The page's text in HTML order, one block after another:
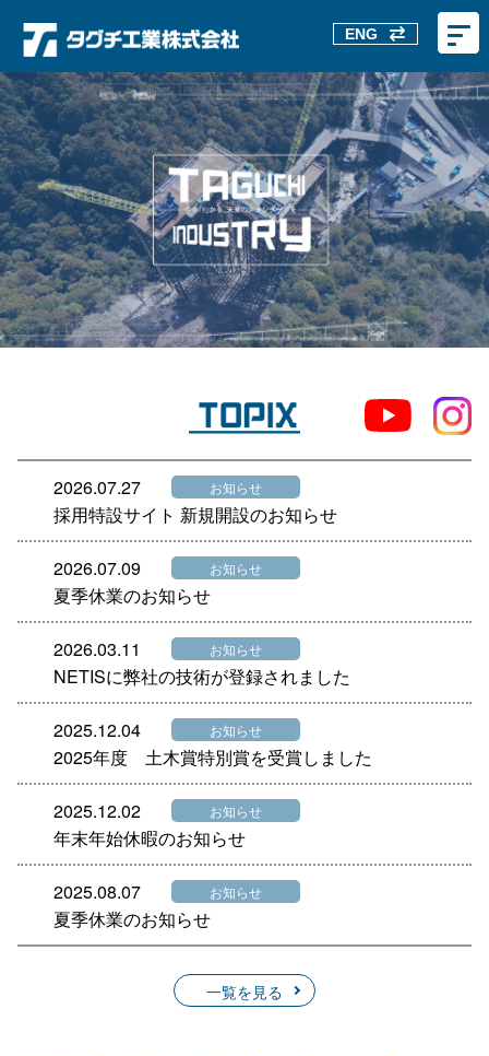
ENG
2026.07.27 お知らせ
採用特設サイト 新規開設のお知らせ
2026.07.09 お知らせ
夏季休業のお知らせ
2026.03.11 お知らせ
NETISに弊社の技術が登録されました
2025.12.04 お知らせ
2025年度 土木賞特別賞を受賞しました
2025.12.02 お知らせ
年末年始休暇のお知らせ
2025.08.07 お知らせ
夏季休業のお知らせ
一覧を見る